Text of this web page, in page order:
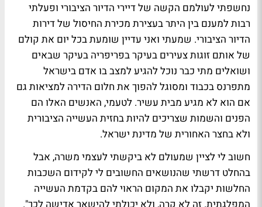
נחשפתי לעולמם הקשה של דיירי הדיור הציבורי ופעלתי
רבות למענם בין היתר בעצירת מכירת החיסול של דירות
הדיור הציבורי. שמעתי ואני עדיין שומעת בכל יום את קולם
של אותם זוגות צעירים בעיקר בפריפריה בעיקר שבאים
ושואלים מתי כבר נוכל להגיע למצב בו אדם בישראל
מתפרנס בכבוד ומסוגל להפוך את חלום הדירה למציאות גם
אם הוא לא מגיע מבית עשיר. לטעמי, האנשים האלו הם
הפנים והשמות שצריכים להיות בחזית העשייה הציבורית
ולא בחצר האחורית של מדינת ישראל.
חשוב לי לציין שמעולם לא ביקשתי לעצמי משרה, אבל
בהחלט דרשתי שהנושאים החשובים לי לקידום השכבות
החלשות יקבלו את המקום הראוי להם בקדמת העשייה